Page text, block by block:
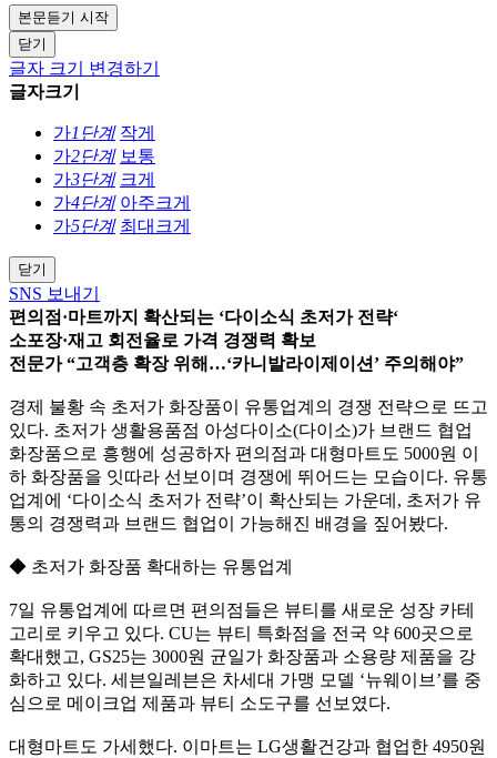
본문듣기 시작
닫기
글자 크기 변경하기
글자크기
가1단계 작게
가2단계 보통
가3단계 크게
가4단계 아주크게
가5단계 최대크게
닫기
SNS 보내기
편의점·마트까지 확산되는 ‘다이소식 초저가 전략‘
소포장·재고 회전율로 가격 경쟁력 확보
전문가 “고객층 확장 위해…‘카니발라이제이션’ 주의해야”
경제 불황 속 초저가 화장품이 유통업계의 경쟁 전략으로 뜨고
있다. 초저가 생활용품점 아성다이소(다이소)가 브랜드 협업
화장품으로 흥행에 성공하자 편의점과 대형마트도 5000원 이
하 화장품을 잇따라 선보이며 경쟁에 뛰어드는 모습이다. 유통
업계에 ‘다이소식 초저가 전략’이 확산되는 가운데, 초저가 유
통의 경쟁력과 브랜드 협업이 가능해진 배경을 짚어봤다.
◆ 초저가 화장품 확대하는 유통업계
7일 유통업계에 따르면 편의점들은 뷰티를 새로운 성장 카테
고리로 키우고 있다. CU는 뷰티 특화점을 전국 약 600곳으로
확대했고, GS25는 3000원 균일가 화장품과 소용량 제품을 강
화하고 있다. 세븐일레븐은 차세대 가맹 모델 ‘뉴웨이브’를 중
심으로 메이크업 제품과 뷰티 소도구를 선보였다.
대형마트도 가세했다. 이마트는 LG생활건강과 협업한 4950원